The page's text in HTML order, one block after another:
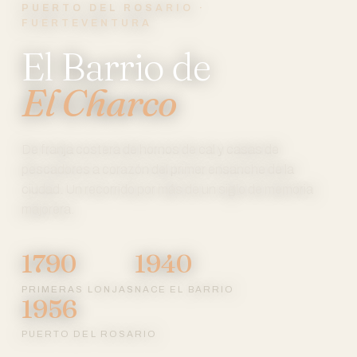
PUERTO DEL ROSARIO ·
FUERTEVENTURA
El Barrio de
El Charco
1790
PRIMERAS LONJAS
1940
NACE EL BARRIO
1956
PUERTO DEL ROSARIO